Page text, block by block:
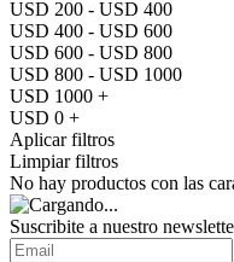
USD 200 - USD 400
USD 400 - USD 600
USD 600 - USD 800
USD 800 - USD 1000
USD 1000 +
USD 0 +
Aplicar filtros
Limpiar filtros
No hay productos con las
Suscribite a nuestro